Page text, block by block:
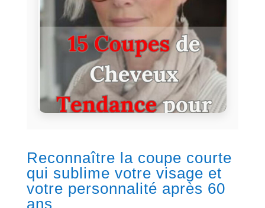
Reconnaître la coupe courte
qui sublime votre visage et
votre personnalité après 60
ans